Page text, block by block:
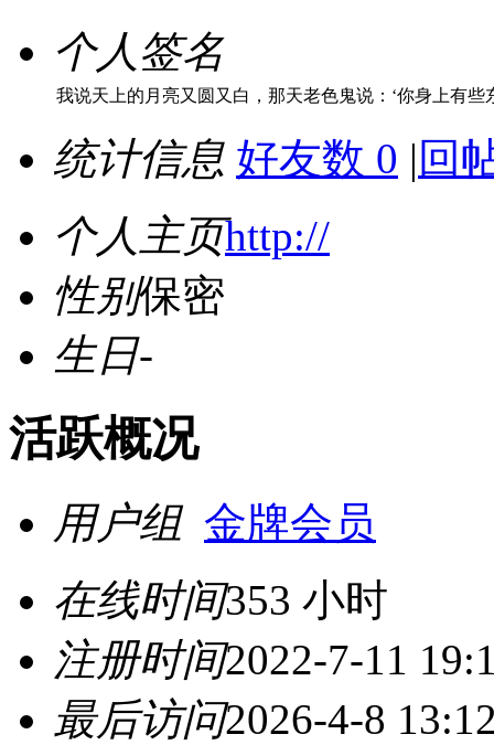
个人签名
我说天上的月亮又圆又白，那天老色鬼说：‘你身上有
统计信息 好友数 0 | 回
个人主页http://
性别保密
生日-
活跃概况
用户组 金牌会员
在线时间353 小时
注册时间2022-7-11
最后访问2026-4-8